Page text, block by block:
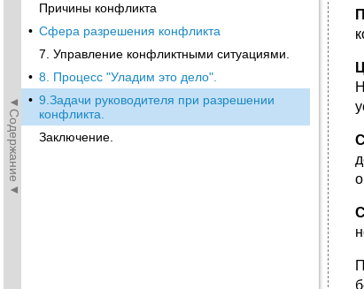
◄Содержание◄
Причины конфликта
• Сфера разрешения конфликта
7. Управление конфликтными ситуациями.
• 8. Процесс "Уладим это дело".
• 9.Задачи руководителя при разрешении
конфликта.
Заключение.